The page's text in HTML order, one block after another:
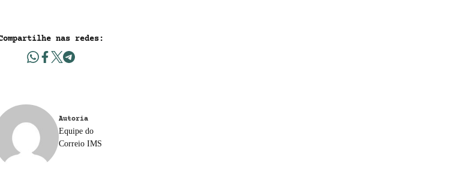
nas redes:
Autoria
Equipe do
Correio IMS